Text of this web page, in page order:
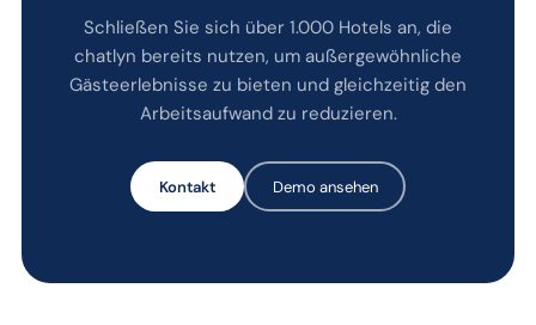
Schließen Sie sich über 1.000 Hotels an, die
chatlyn bereits nutzen, um außergewöhnliche
Gästeerlebnisse zu bieten und gleichzeitig den
Arbeitsaufwand zu reduzieren.
Kontakt Demo ansehen